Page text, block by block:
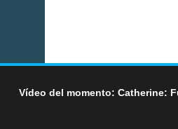
Vídeo del momento: Catherine: